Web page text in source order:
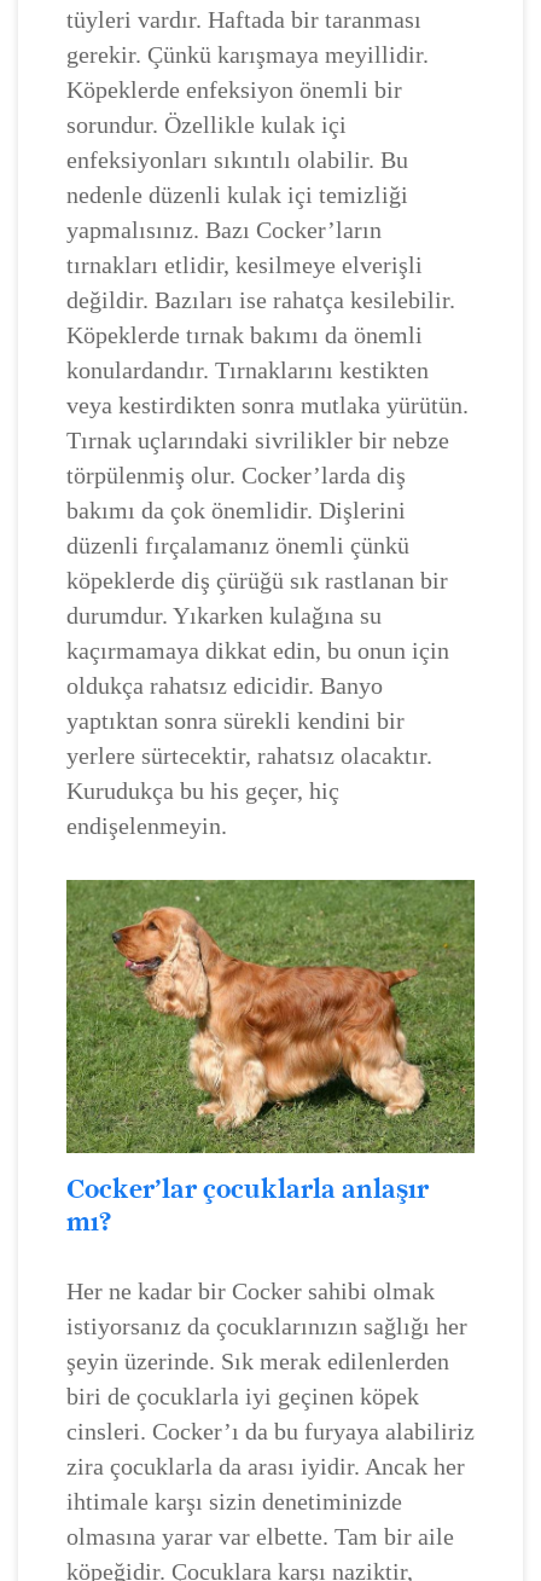
tüyleri vardır. Haftada bir taranması
gerekir. Çünkü karışmaya meyillidir.
Köpeklerde enfeksiyon önemli bir
sorundur. Özellikle kulak içi
enfeksiyonları sıkıntılı olabilir. Bu
nedenle düzenli kulak içi temizliği
yapmalısınız. Bazı Cocker’ların
tırnakları etlidir, kesilmeye elverişli
değildir. Bazıları ise rahatça kesilebilir.
Köpeklerde tırnak bakımı da önemli
konulardandır. Tırnaklarını kestikten
veya kestirdikten sonra mutlaka yürütün.
Tırnak uçlarındaki sivrilikler bir nebze
törpülenmiş olur. Cocker’larda diş
bakımı da çok önemlidir. Dişlerini
düzenli fırçalamanız önemli çünkü
köpeklerde diş çürüğü sık rastlanan bir
durumdur. Yıkarken kulağına su
kaçırmamaya dikkat edin, bu onun için
oldukça rahatsız edicidir. Banyo
yaptıktan sonra sürekli kendini bir
yerlere sürtecektir, rahatsız olacaktır.
Kurudukça bu his geçer, hiç
endişelenmeyin.
Cocker’lar çocuklarla anlaşır
mı?
Her ne kadar bir Cocker sahibi olmak
istiyorsanız da çocuklarınızın sağlığı her
şeyin üzerinde. Sık merak edilenlerden
biri de çocuklarla iyi geçinen köpek
cinsleri. Cocker’ı da bu furyaya alabiliriz
zira çocuklarla da arası iyidir. Ancak her
ihtimale karşı sizin denetiminizde
olmasına yarar var elbette. Tam bir aile
köpeğidir. Çocuklara karşı naziktir,